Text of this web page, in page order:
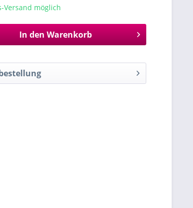
Versand möglich
In den Warenkorb